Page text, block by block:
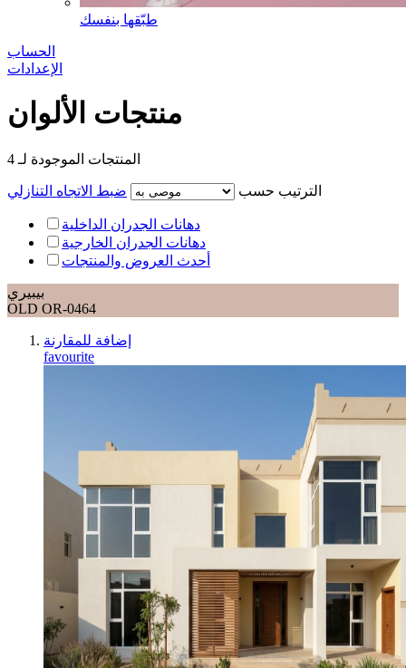
طبّقها بنفسك
الحساب
الإعدادات
منتجات الألوان
4 المنتجات الموجودة لـ
الترتيب حسب ضبط الاتجاه التنازلي
دهانات الجدران الداخلية
دهانات الجدران الخارجية
أحدث العروض والمنتجات
بيبيري
OLD OR-0464
إضافة للمقارنة
favourite